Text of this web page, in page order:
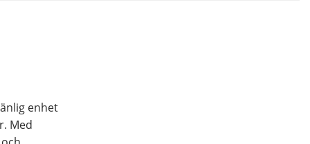
enhet
Med